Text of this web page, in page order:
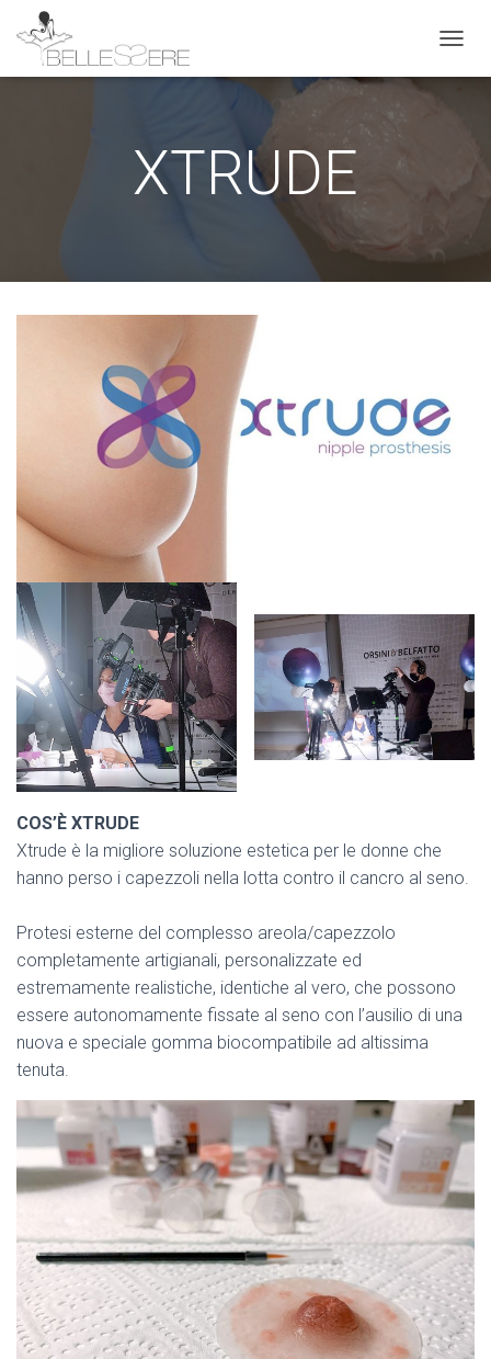
XTRUDE
COS’È XTRUDE
Xtrude è la migliore soluzione estetica per le donne che
hanno perso i capezzoli nella lotta contro il cancro al seno.
Protesi esterne del complesso areola/capezzolo
completamente artigianali, personalizzate ed
estremamente realistiche, identiche al vero, che possono
essere autonomamente fissate al seno con l’ausilio di una
nuova e speciale gomma biocompatibile ad altissima
tenuta.